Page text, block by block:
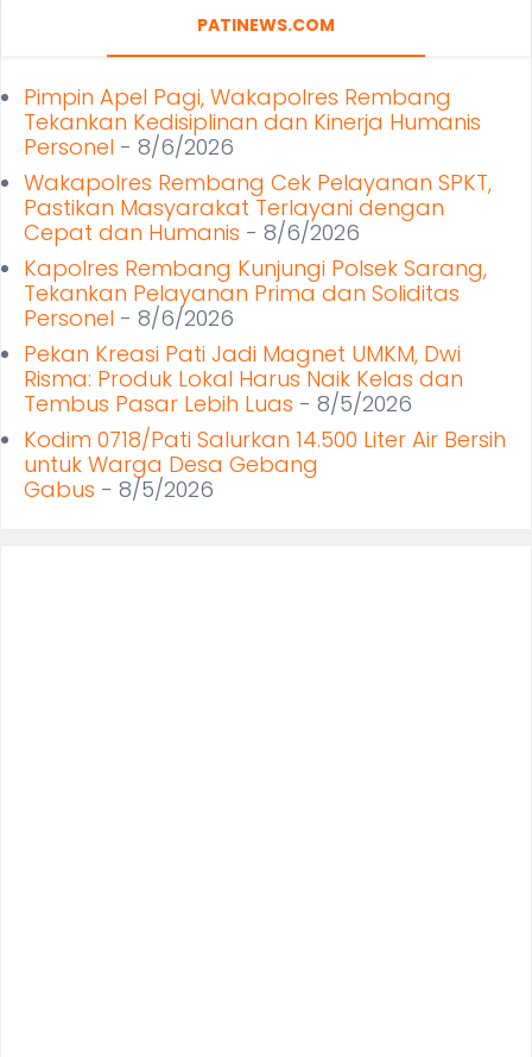
PATINEWS.COM
Pimpin Apel Pagi, Wakapolres Rembang
Tekankan Kedisiplinan dan Kinerja Humanis
Personel - 8/6/2026
Wakapolres Rembang Cek Pelayanan SPKT,
Pastikan Masyarakat Terlayani dengan
Cepat dan Humanis - 8/6/2026
Kapolres Rembang Kunjungi Polsek Sarang,
Tekankan Pelayanan Prima dan Soliditas
Personel - 8/6/2026
Pekan Kreasi Pati Jadi Magnet UMKM, Dwi
Risma: Produk Lokal Harus Naik Kelas dan
Tembus Pasar Lebih Luas - 8/5/2026
Kodim 0718/Pati Salurkan 14.500 Liter Air Bersih
untuk Warga Desa Gebang
Gabus - 8/5/2026